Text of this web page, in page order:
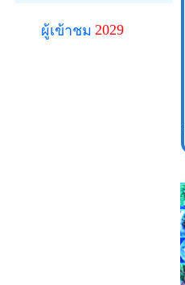
ผู้เข้าชม 2029